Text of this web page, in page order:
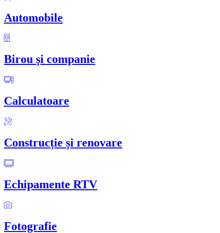
Automobile
Birou și companie
Calculatoare
Construcție și renovare
Echipamente RTV
Fotografie